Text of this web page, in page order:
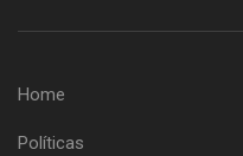
Home
Políticas